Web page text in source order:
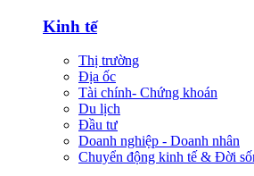
Kinh tế
Thị trường
Địa ốc
Tài chính- Chứng khoán
Du lịch
Đầu tư
Doanh nghiệp - Doanh nhân
Chuyển động kinh tế & Đời